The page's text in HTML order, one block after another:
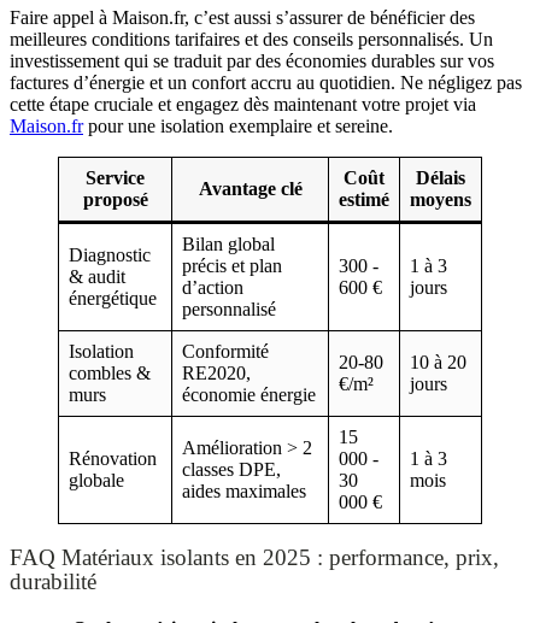
Faire appel à Maison.fr, c’est aussi s’assurer de bénéficier des
meilleures conditions tarifaires et des conseils personnalisés. Un
investissement qui se traduit par des économies durables sur vos
factures d’énergie et un confort accru au quotidien. Ne négligez pas
cette étape cruciale et engagez dès maintenant votre projet via
Maison.frpour une isolation exemplaire et sereine.
Service
proposé
Avantage clé
Coût
estimé
Délais
moyens
Diagnostic
& audit
énergétique
Bilan global
précis et plan
d’action
personnalisé
300 -
600 €
1 à 3
jours
Isolation
combles &
murs
Conformité
RE2020,
économie énergie
20-80
€/m²
10 à 20
jours
Rénovation
globale
Amélioration > 2
classes DPE,
aides maximales
15
000 -
30
000 €
1 à 3
mois
FAQ Matériaux isolants en 2025 : performance, prix,
durabilité